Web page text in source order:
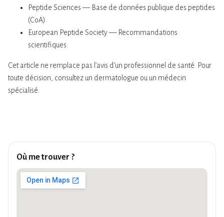
Peptide Sciences — Base de données publique des peptides
(CoA).
European Peptide Society — Recommandations
scientifiques.
Cet article ne remplace pas l’avis d’un professionnel de santé. Pour
toute décision, consultez un dermatologue ou un médecin
spécialisé.
Où me trouver ?